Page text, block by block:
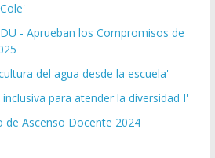
- Aprueban los Compromisos de
del agua desde la escuela'
para atender la diversidad I'
de Ascenso Docente 2024